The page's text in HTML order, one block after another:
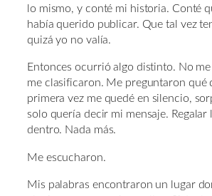
lo mismo, y conté mi historia. Conté
había querido publicar. Que tal vez
quizá yo no valía.
Entonces ocurrió algo distinto. No
me clasificaron. Me preguntaron qué
primera vez me quedé en silencio,
solo quería decir mi mensaje. Regalar
dentro. Nada más.
Me escucharon.
Mis palabras encontraron un lugar